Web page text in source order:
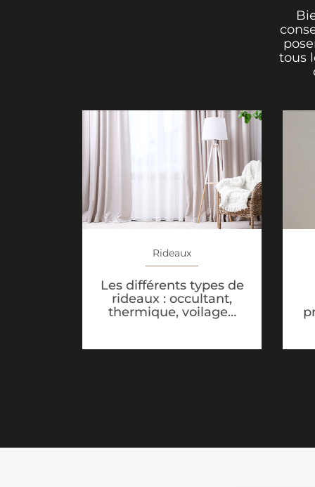
tous
Rideaux
Les différents types de
rideaux : occultant,
thermique, voilage…